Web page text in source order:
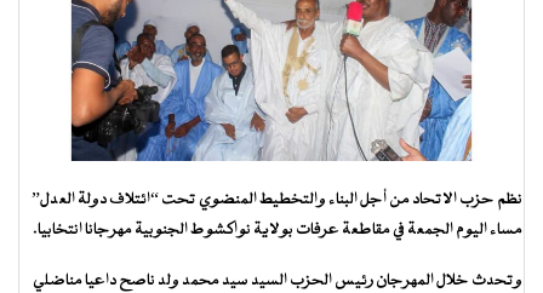
نظم حزب الاتحاد من أجل البناء والتخطيط المنضوي تحت “ائتلاف دولة العدل”
مساء اليوم الجمعة في مقاطعة عرفات بولاية نواكشوط الجنوبية مهرجانا انتخابيا.
وتحدث خلال المهرجان رئيس الحزب السيد سيد محمد ولد ناصح داعيا مناضلي